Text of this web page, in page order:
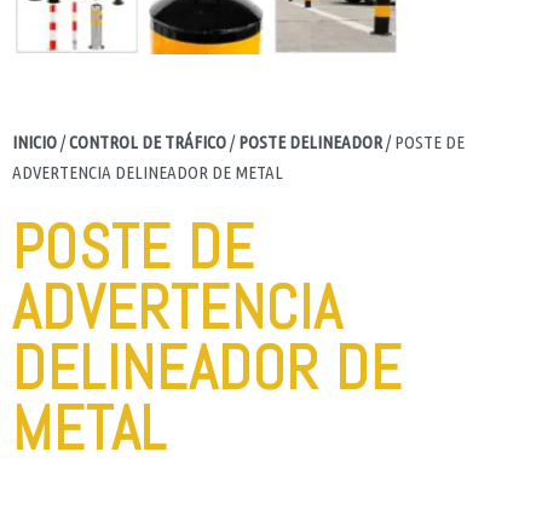
INICIO/CONTROL DE TRÁFICO/POSTE DELINEADOR/ POSTE DE
ADVERTENCIA DELINEADOR DE METAL
POSTE DE
ADVERTENCIA
DELINEADOR DE
METAL